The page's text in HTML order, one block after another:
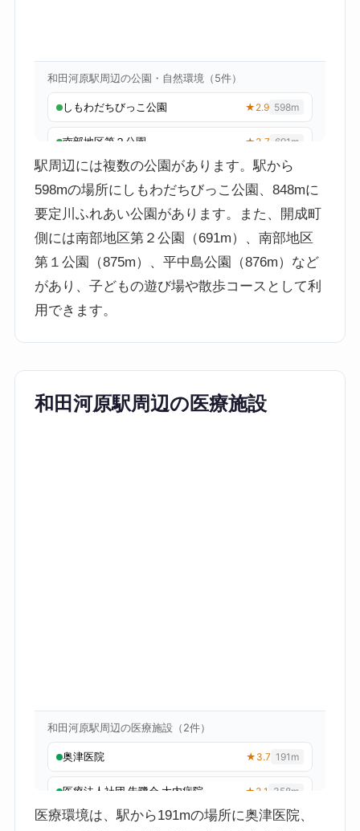
駅周辺には複数の公園があります。駅から
598mの場所にしもわだちびっこ公園、848mに
要定川ふれあい公園があります。また、開成町
側には南部地区第２公園（691m）、南部地区
第１公園（875m）、平中島公園（876m）など
があり、子どもの遊び場や散歩コースとして利
用できます。
和田河原駅周辺の医療施設
医療環境は、駅から191mの場所に奥津医院、